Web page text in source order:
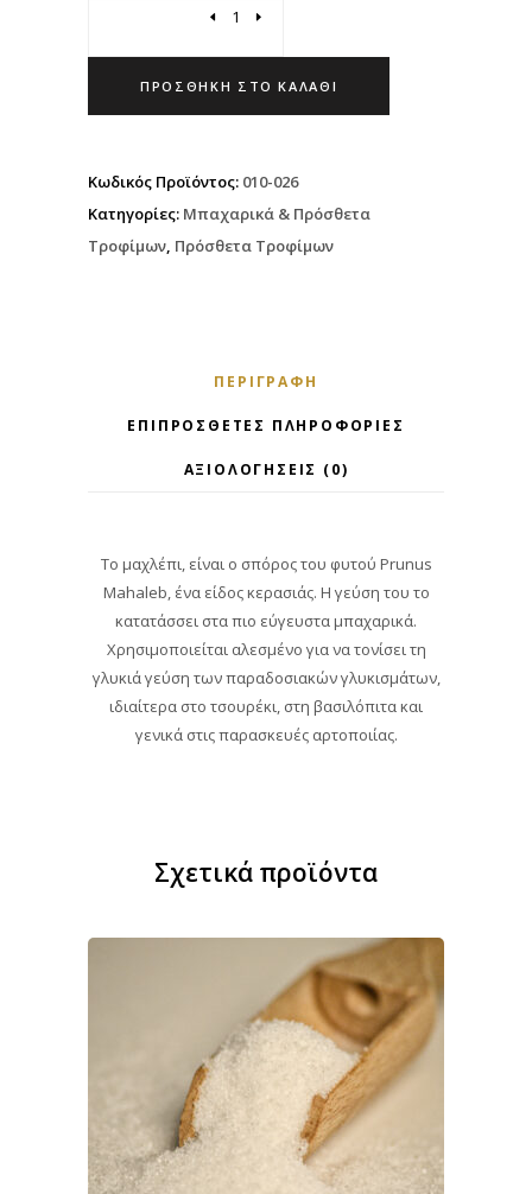
ΠΡΟΣΘΉΚΗ ΣΤΟ ΚΑΛΆΘΙ
Κωδικός Προϊόντος: 010-026
Κατηγορίες: Μπαχαρικά & Πρόσθετα
Τροφίμων, Πρόσθετα Τροφίμων
ΠΕΡΙΓΡΑΦΉ
ΕΠΙΠΡΌΣΘΕΤΕΣ ΠΛΗΡΟΦΟΡΊΕΣ
ΑΞΙΟΛΟΓΉΣΕΙΣ (0)
Το μαχλέπι, είναι ο σπόρος του φυτού Prunus
Mahaleb, ένα είδος κερασιάς. Η γεύση του το
κατατάσσει στα πιο εύγευστα μπαχαρικά.
Χρησιμοποιείται αλεσμένο για να τονίσει τη
γλυκιά γεύση των παραδοσιακών γλυκισμάτων,
ιδιαίτερα στο τσουρέκι, στη βασιλόπιτα και
γενικά στις παρασκευές αρτοποιίας.
Σχετικά προϊόντα